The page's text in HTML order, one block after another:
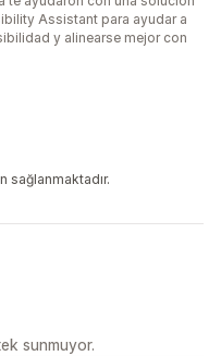
Assistant para ayudar a
y alinearse mejor con
sağlanmaktadır.
sunmuyor.